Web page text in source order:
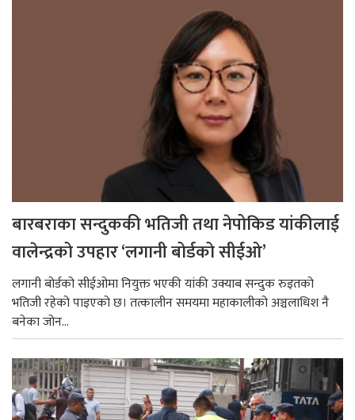
बारबराका सन्दुककी भतिजी तथा नेपोकिड यांकीलाई
वालेन्द्रको उपहार ‘लगानी बोर्डको सीईओ’
लगानी बोर्डको सीईओमा नियुक्त भएकी यांकी उक्याब सन्दुक रुइतको
भतिजी रहेको पाइएको छ। तत्कालीन समयमा महाकालीको अञ्चलाधिश नै
बनेका जोन...